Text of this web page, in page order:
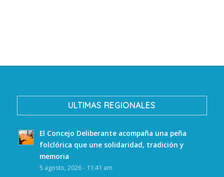
ULTIMAS REGIONALES
El Concejo Deliberante acompaña una peña
folclórica que une solidaridad, tradición y
memoria
5 agosto, 2026 - 11:41 am